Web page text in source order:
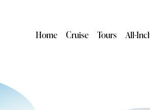
Home Cruise Tours All-